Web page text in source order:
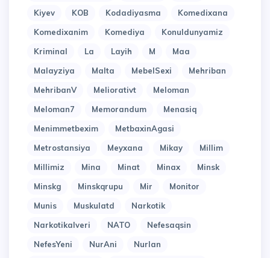
Kiyev
KOB Kodadiyasma
Komedixana
Komedixanim
Komediya
Konuldunyamiz
Kriminal
La Layih M
Maa
Malayziya
Malta MebelSexi
Mehriban
MehribanV
Meliorativt
Meloman
Meloman7
Memorandum
Menasiq
Menimmetbexim
MetbaxinAgasi
Metrostansiya
Meyxana Mikay
Millim
Millimiz
Mina Minat Minax
Minsk
Minskg
Minskqrupu Mir
Monitor
Munis
Muskulatd
Narkotik
Narkotikalveri
NATO
Nefesaqsin
NefesYeni
NurAni
Nurlan